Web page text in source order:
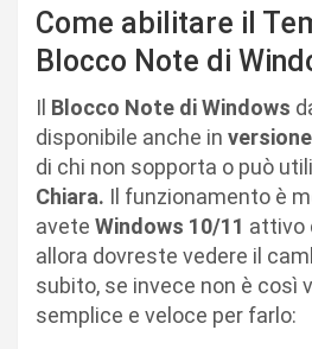
Come abilitare il
Blocco Note di
Il Blocco Note di Windows
disponibile anche in
di chi non sopporta o può
Chiara. Il funzionamento è
avete Windows 10/11 attivo
allora dovreste vedere il
subito, se invece non è così
semplice e veloce per farlo: